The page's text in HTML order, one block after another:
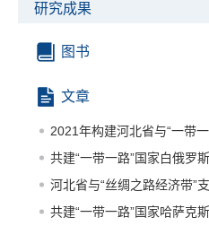
研究成果
图书
文章
2021年构建河北省与“一带一路”
共建“一带一路”国家白俄罗
河北省与“丝绸之路经济带”
共建“一带一路”国家哈萨克斯坦文化产业